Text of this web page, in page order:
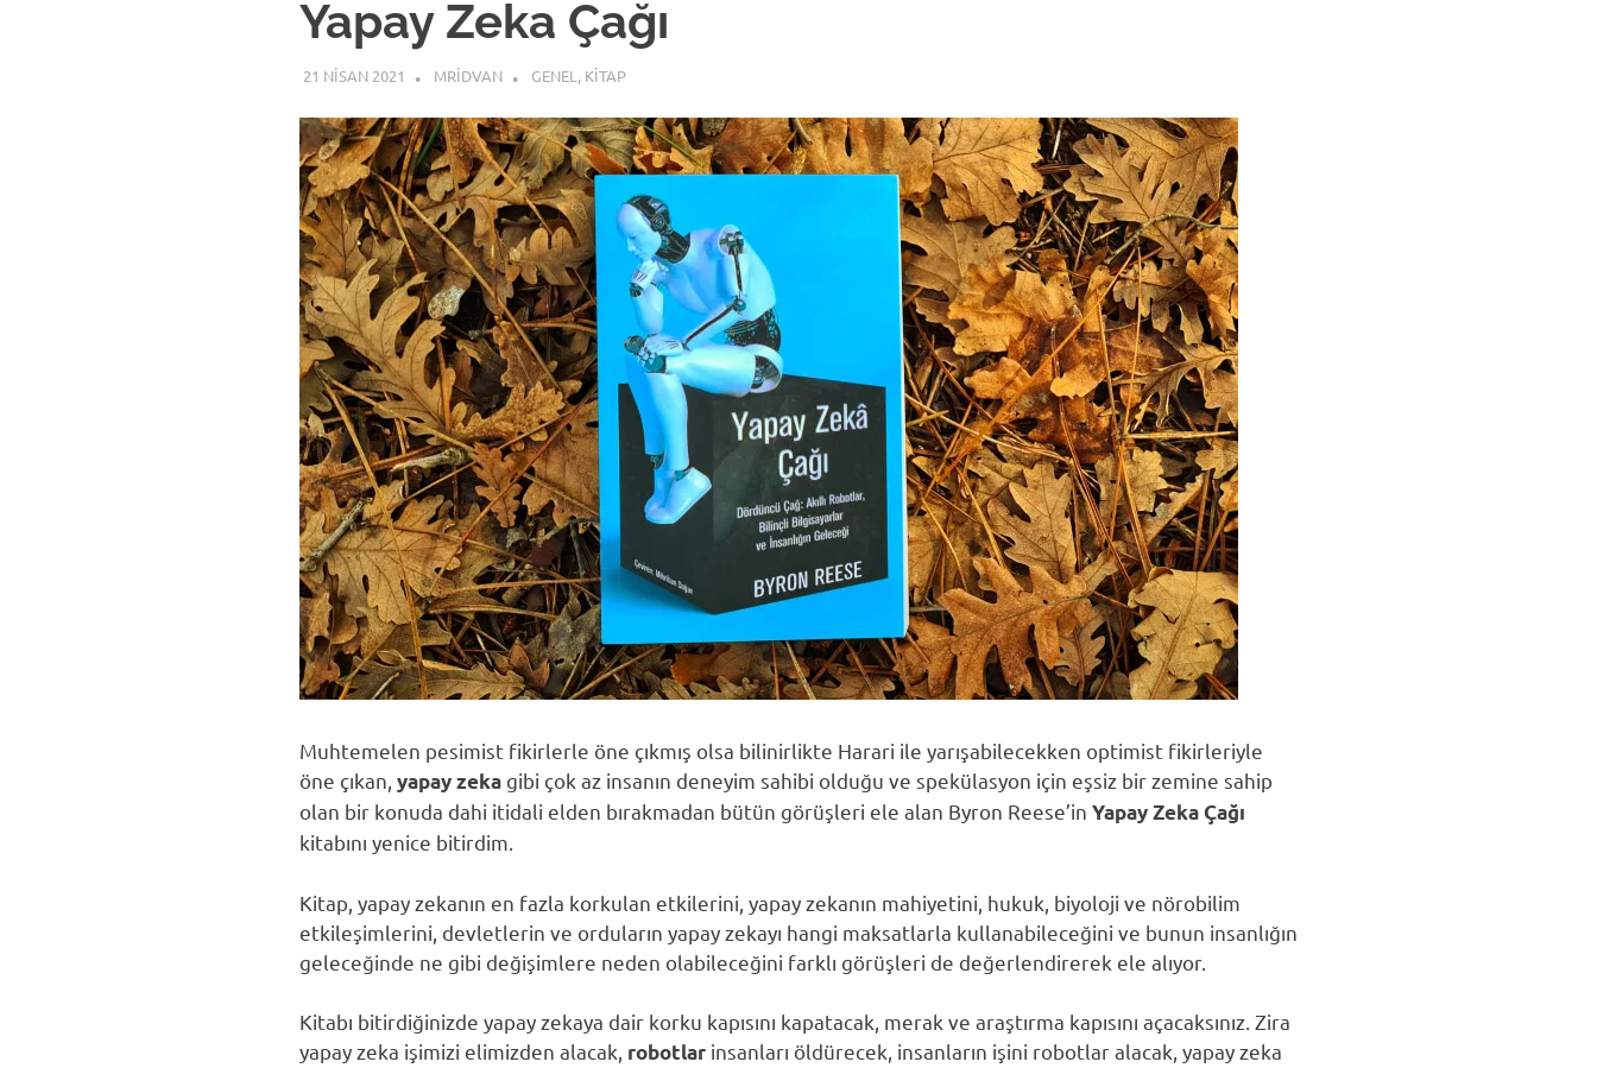
Yapay Zeka Çağı
21 NISAN 2021 MRIDVAN GENEL , KITAP
Muhtemelen pesimist fikirlerle öne çıkmış olsa bilinirlikte Harari ile yarışabilecekken optimist fikirleriyle
öne çıkan, yapay zeka gibi çok az insanın deneyim sahibi olduğu ve spekülasyon için eşsiz bir zemine sahip
olan bir konuda dahi itidali elden bırakmadan bütün görüşleri ele alan Byron Reese’in Yapay Zeka Çağı
kitabını yenice bitirdim.
Kitap, yapay zekanın en fazla korkulan etkilerini, yapay zekanın mahiyetini, hukuk, biyoloji ve nörobilim
etkileşimlerini, devletlerin ve orduların yapay zekayı hangi maksatlarla kullanabileceğini ve bunun insanlığın
geleceğinde ne gibi değişimlere neden olabileceğini farklı görüşleri de değerlendirerek ele alıyor.
Kitabı bitirdiğinizde yapay zekaya dair korku kapısını kapatacak, merak ve araştırma kapısını açacaksınız. Zira
yapay zeka işimizi elimizden alacak, robotlar insanları öldürecek, insanların işini robotlar alacak, yapay zeka